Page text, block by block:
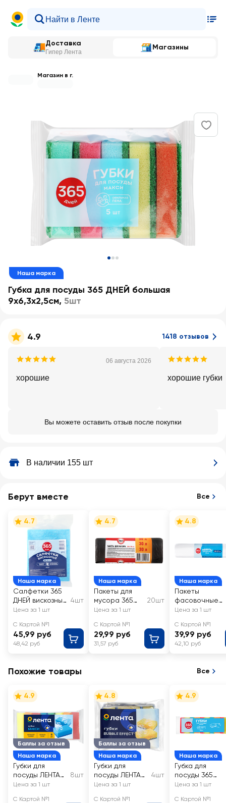
Доставка
Гипер Лента
Магазины
Магазин в г.
Наша марка
Губка для посуды 365 ДНЕЙ большая
9х6,3х2,5см, 5шт
4.9 1418 отзывов
06 августа 2026
хорошие хорошие губки
Вы можете оставить отзыв после покупки
В наличии 155 шт
Берут вместе Все
Наша марка
4.7
Салфетки 365
ДНЕЙ вискозные
30х25см
4шт
Цена за 1 шт
С Картой №1
45,99 руб
48,42 руб
Наша марка
4.7
Пакеты для
мусора 365
Дней 30л
20шт
Цена за 1 шт
С Картой №1
29,99 руб
31,57 руб
Наша марка
4.8
Пакеты
фасовочные
365 ДНЕЙ
Цена за 1 шт
С Картой №1
39,99 руб
42,10 руб
Похожие товары Все
Баллы за отзыв
Наша марка
4.9
Губки для
посуды ЛЕНТА
Макси, 10х7х3см
8шт
Цена за 1 шт
С Картой №1
Баллы за отзыв
Наша марка
4.8
Губки для
посуды ЛЕНТА
Bubble effect
4шт
Цена за 1 шт
С Картой №1
Наша марка
4.9
Губка для
посуды 365
ДНЕЙ Мини
Цена за 1 шт
С Картой №1